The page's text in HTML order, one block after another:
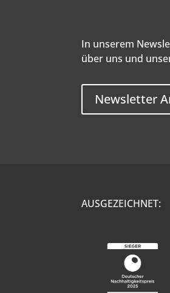
In unserem
über uns und
Newsletter
AUSGEZEICHNET: